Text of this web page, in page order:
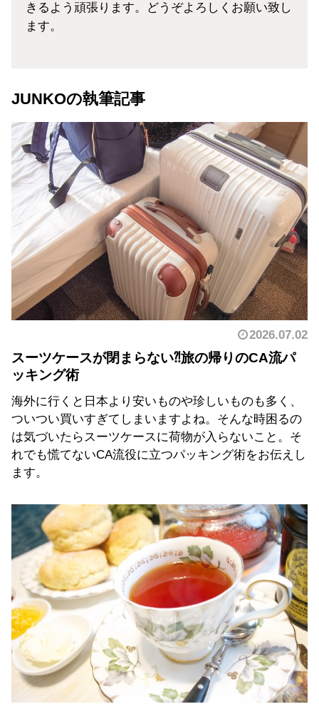
きるよう頑張ります。どうぞよろしくお願い致し
ます。
JUNKOの執筆記事
2026.07.02
スーツケースが閉まらない⁈旅の帰りのCA流パ
ッキング術
海外に行くと日本より安いものや珍しいものも多く、
ついつい買いすぎてしまいますよね。そんな時困るの
は気づいたらスーツケースに荷物が入らないこと。そ
れでも慌てないCA流役に立つパッキング術をお伝えし
ます。